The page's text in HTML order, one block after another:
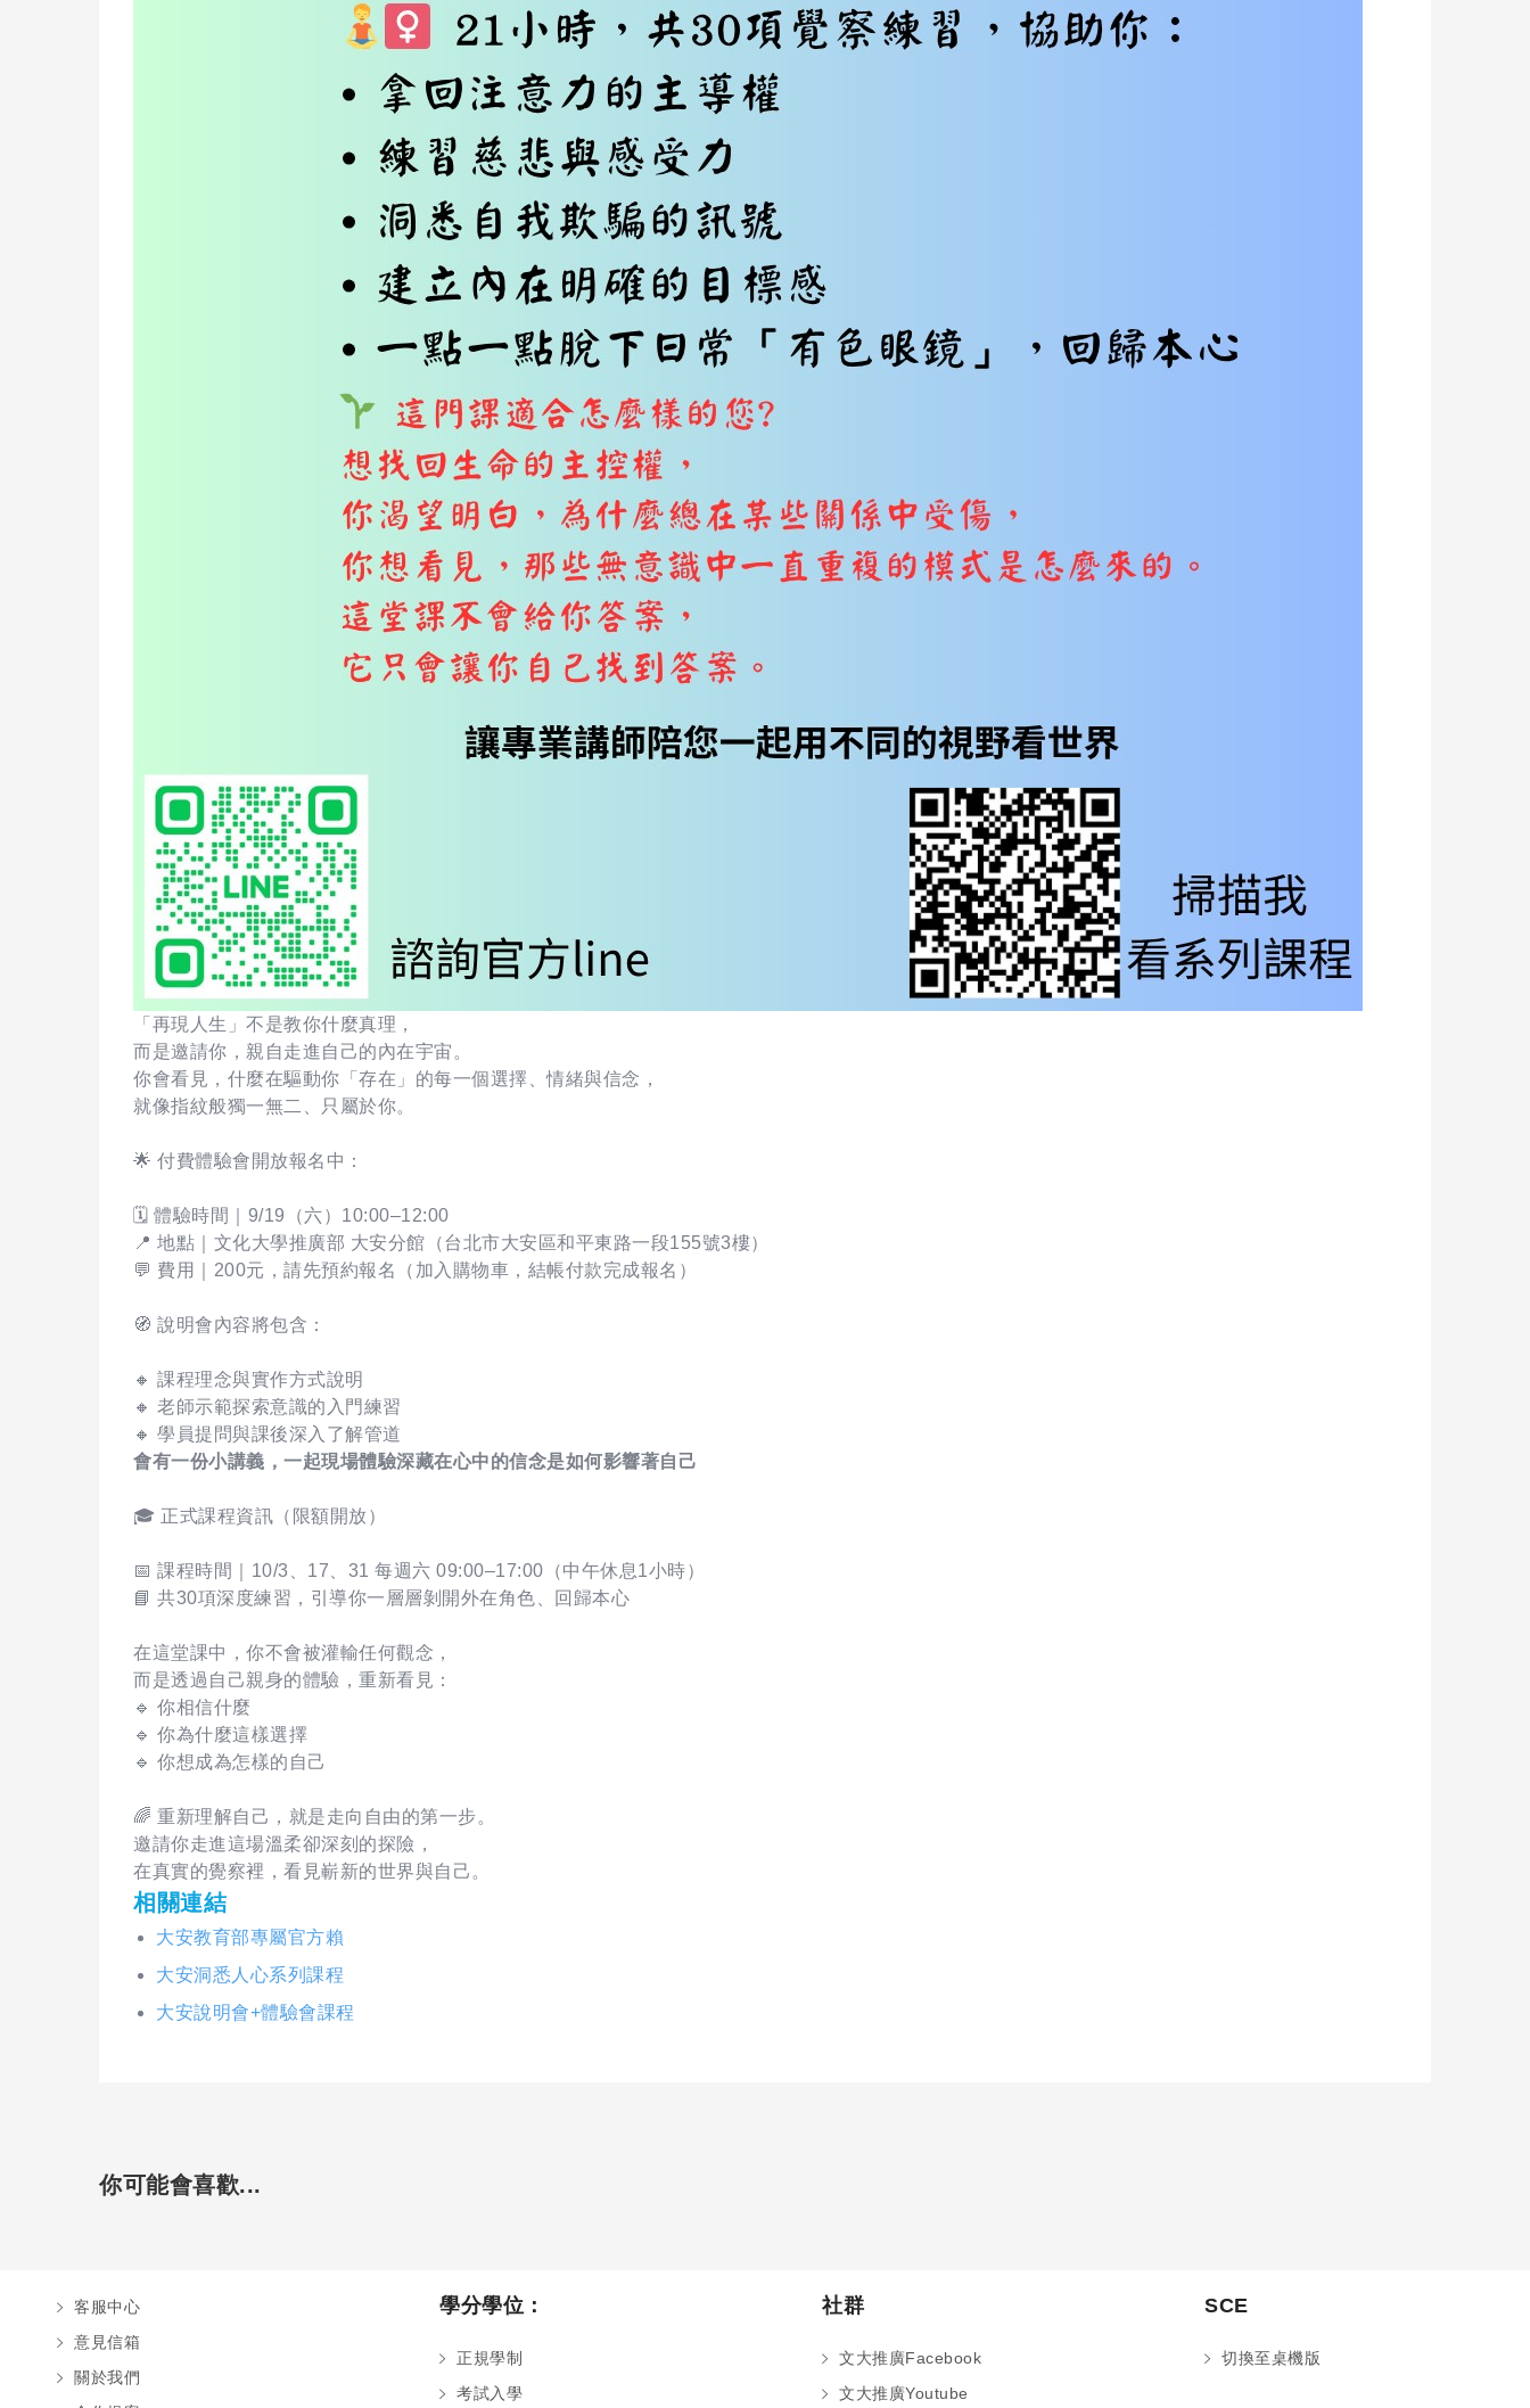
「再現人生」不是教你什麼真理，
而是邀請你，親自走進自己的內在宇宙。
你會看見，什麼在驅動你「存在」的每一個選擇、情緒與信念，
就像指紋般獨一無二、只屬於你。
🌟 付費體驗會開放報名中：
🗓 體驗時間｜9/19（六）10:00–12:00
📍 地點｜文化大學推廣部 大安分館（台北市大安區和平東路一段155號3樓）
💬 費用｜200元，請先預約報名（加入購物車，結帳付款完成報名）
🧭 說明會內容將包含：
🔸 課程理念與實作方式說明
🔸 老師示範探索意識的入門練習
🔸 學員提問與課後深入了解管道
會有一份小講義，一起現場體驗深藏在心中的信念是如何影響著自己
🎓 正式課程資訊（限額開放）
📅 課程時間｜10/3、17、31 每週六 09:00–17:00（中午休息1小時）
📘 共30項深度練習，引導你一層層剝開外在角色、回歸本心
在這堂課中，你不會被灌輸任何觀念，
而是透過自己親身的體驗，重新看見：
🔹 你相信什麼
🔹 你為什麼這樣選擇
🔹 你想成為怎樣的自己
🌈 重新理解自己，就是走向自由的第一步。
邀請你走進這場溫柔卻深刻的探險，
在真實的覺察裡，看見嶄新的世界與自己。
相關連結
大安教育部專屬官方賴
大安洞悉人心系列課程
大安說明會+體驗會課程
你可能會喜歡...
客服中心
意見信箱
關於我們
學分學位：
正規學制
考試入學
社群
文大推廣Facebook
文大推廣Youtube
SCE
切換至桌機版